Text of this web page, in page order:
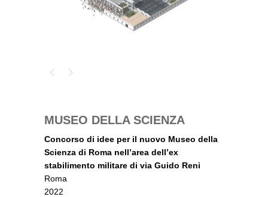
MUSEO DELLA SCIENZA
Concorso di idee per il nuovo Museo della
Scienza di Roma nell’area dell’ex
stabilimento militare di via Guido Reni
Roma
2022